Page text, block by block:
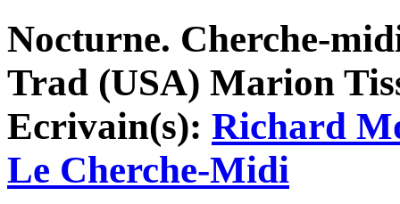
Nocturne. Cherche-
Trad (USA) Marion
Ecrivain(s): Richard
Le Cherche-Midi